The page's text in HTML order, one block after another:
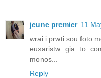
jeune premier 11
wrai i prwti sou foto
euxaristw gia to
monos...
Reply